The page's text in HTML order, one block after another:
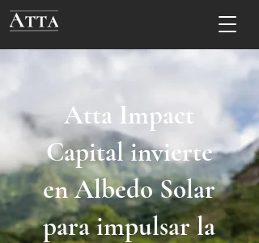
Atta Impact
Capital invierte
en Albedo Solar
para impulsar la